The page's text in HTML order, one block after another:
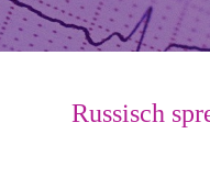
Russisch